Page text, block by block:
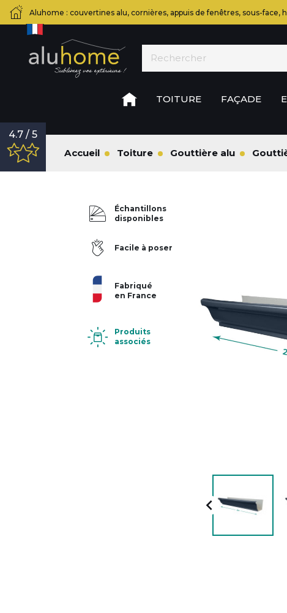
Aluhome : couvertines alu, cornières, appuis de fenêtres, sous-
TOITURE FAÇADE
4.7 / 5
Accueil
Toiture Gouttière alu
Échantillons
disponibles
Facile à poser
Fabriqué
en France
Produits
associés
